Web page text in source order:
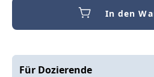
In den
Für Dozierende